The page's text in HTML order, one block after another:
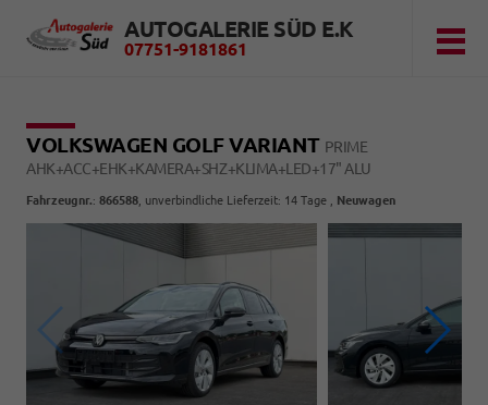
AUTOGALERIE SÜD E.K
07751-9181861
VOLKSWAGEN GOLF VARIANT PRIME
AHK+ACC+EHK+KAMERA+SHZ+KLIMA+LED+17" ALU
Fahrzeugnr.: 866588 , unverbindliche Lieferzeit: 14 Tage , Neuwagen